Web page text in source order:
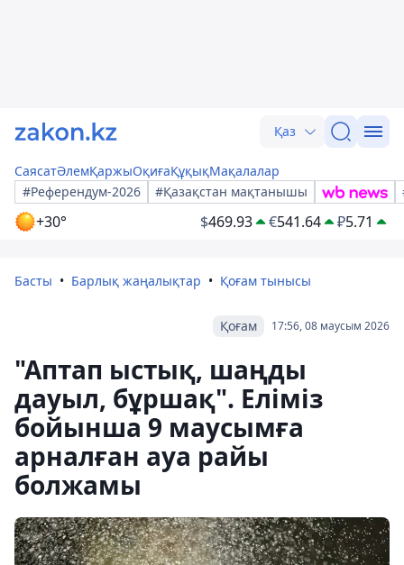
Қаз
СаясатӘлемҚаржыОқиғаҚұқықМақалалар
#Референдум-2026
#Қазақстан мақтанышы
+30° $469.93 €541.64 ₽5.71
Басты Барлық жаңалықтар Қоғам тынысы
17:56, 08 маусым 2026
Қоғам
"Аптап ыстық, шаңды
дауыл, бұршақ". Еліміз
бойынша 9 маусымға
арналған ауа райы
болжамы